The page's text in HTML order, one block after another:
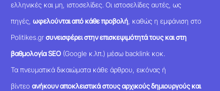
ελληνικές και μη, ιστοσελίδες. Οι ιστοσελίδες αυτές, ως
πηγές,ωφελούνται από κάθε προβολή , καθώς η εμφάνιση στο
Politikes.grσυνεισφέρει στην επισκεψιμότητά τους και στη
βαθμολογία SEO (Google κ.λπ.) μέσω backlink κοκ.
Τα πνευματικά δικαιώματα κάθε άρθρου, εικόνας ή
βίντεοανήκουν αποκλειστικά στους αρχικούς δημιουργούς και